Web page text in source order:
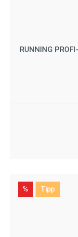
RUNNING
% Tipp